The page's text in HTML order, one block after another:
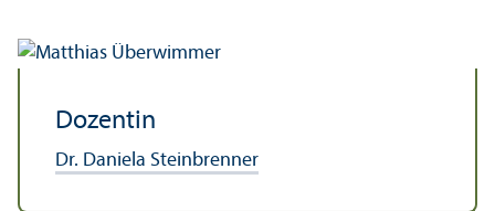
Dozentin
Dr. Daniela Steinbrenner